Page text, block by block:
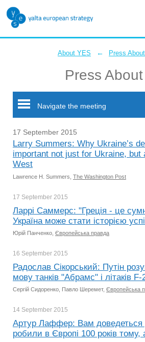
About YES ← Press
Press
Navigate the meeting
17 September 2015
Larry Summers: Why Ukraine’s
important not just for Ukraine, but
West
Lawrence H. Summers, The Washington Post
17 September 2015
Ларрі Саммерс: "Греція - це
Україна може стати історією
Юрій Панченко, Європейська правда
16 September 2015
Радослав Сікорський: Путін
мову танків "Абрамс" і літаків F-
Сергій Сидоренко, Павло Шеремет, Європейська
14 September 2015
Артур Лаффер: Вам доведеться
робили в Європі 100 років тому,